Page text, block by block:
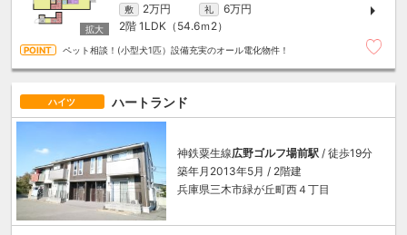
敷 2万円 礼
6万円
2階 1LDK（54.6ｍ 2）
ペット相談！(小型犬1匹）設備充実のオール電化物件！
ハイツ ハートランド
神鉄粟生線広野ゴルフ場前駅 / 徒歩19分
築年月2013年5月 / 2階建
兵庫県三木市緑が丘町西４丁目